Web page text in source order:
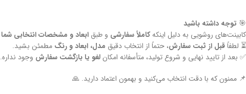
🎯 توجه داشته باشید
کابینت‌های روشویی به دلیل اینکهکاملاً سفارشی و طبق ابعاد و مشخصات انتخابی شما
⏳ لطفاًقبل از ثبت سفارش، حتماً از انتخاب دقیق مدل، ابعاد و رنگ مطمئن بشید.
✅ بعد از تایید نهایی و شروع تولید، متأسفانه امکانلغو یا بازگشت سفارش وجود نداره.
📌 ممنون که با دقت انتخاب می‌کنید و بهمون اعتماد دارید. 🙏